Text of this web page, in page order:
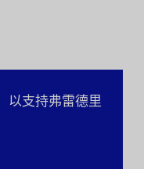
以支持弗雷德里